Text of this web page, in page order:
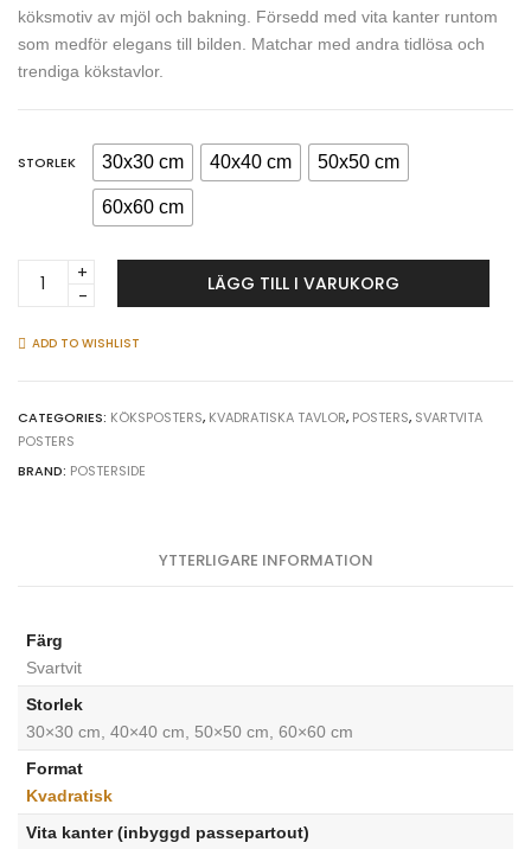
köksmotiv av mjöl och bakning. Försedd med vita kanter runtom
som medför elegans till bilden. Matchar med andra tidlösa och
trendiga kökstavlor.
STORLEK 30x30 cm 40x40 cm 50x50 cm
60x60 cm
Baka
mera
Kökstavla
LÄGG TILL I VARUKORG
ADD TO WISHLIST
CATEGORIES: KÖKSPOSTERS, KVADRATISKA TAVLOR, POSTERS, SVARTVITA
POSTERS
BRAND: POSTERSIDE
YTTERLIGARE INFORMATION
Färg
Svartvit
Storlek
30×30 cm, 40×40 cm, 50×50 cm, 60×60 cm
Format
Kvadratisk
Vita kanter (inbyggd passepartout)